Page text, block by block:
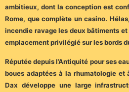
ambitieux, dont la conception est
Rome, que complète un casino.
incendie ravage les deux bâtiments
emplacement privilégié sur les bords
Réputée depuis l’Antiquité pour ses
boues adaptées à la rhumatologie
Dax développe une large